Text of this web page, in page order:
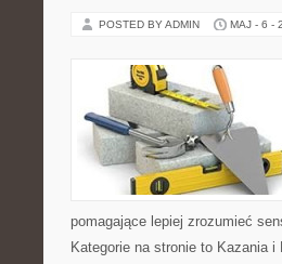
POSTED BY ADMIN MAJ - 6 -
pomagające lepiej zrozumieć
Kategorie na stronie to Kazania